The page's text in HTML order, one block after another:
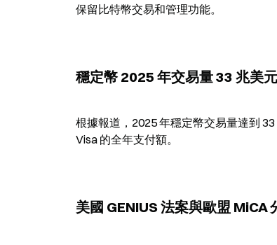
保留比特幣交易和管理功能。
穩定幣 2025 年交易量 33 兆美
根據報道，2025 年穩定幣交易量達到
Visa 的全年支付額。
美國 GENIUS 法案與歐盟 MiCA